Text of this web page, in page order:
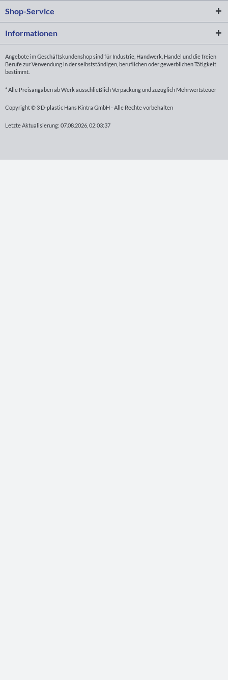
Shop-Service
Informationen
Angebote im Geschäftskundenshop sind für Industrie, Handwerk, Handel und die freien
Berufe zur Verwendung in der selbstständigen, beruflichen oder gewerblichen Tätigkeit
bestimmt.
* Alle Preisangaben ab Werk ausschließlich Verpackung und zuzüglich Mehrwertsteuer
Copyright © 3 D-plastic Hans Kintra GmbH - Alle Rechte vorbehalten
Letzte Aktualisierung: 07.08.2026, 02:03:37